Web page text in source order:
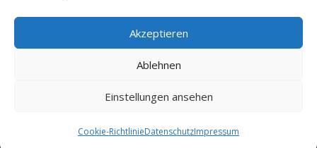
Akzeptieren
Ablehnen
Einstellungen ansehen
Cookie-RichtlinieDatenschutzImpressum
Lütetsburg
Copyright 2024-2025 by de-reisebuero.de |
|SEO Technik